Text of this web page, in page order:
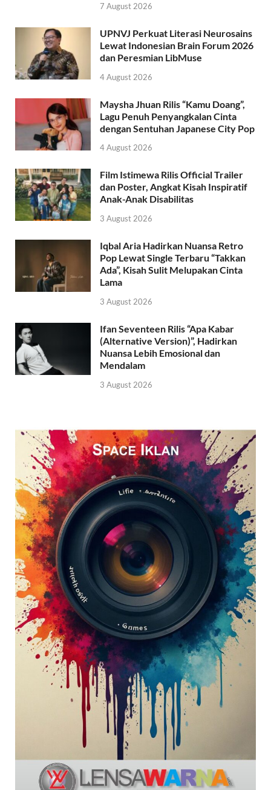
7 August 2026
UPNVJ Perkuat Literasi Neurosains
Lewat Indonesian Brain Forum 2026
dan Peresmian LibMuse
4 August 2026
Maysha Jhuan Rilis “Kamu Doang”,
Lagu Penuh Penyangkalan Cinta
dengan Sentuhan Japanese City Pop
4 August 2026
Film Istimewa Rilis Official Trailer
dan Poster, Angkat Kisah Inspiratif
Anak-Anak Disabilitas
3 August 2026
Iqbal Aria Hadirkan Nuansa Retro
Pop Lewat Single Terbaru “Takkan
Ada”, Kisah Sulit Melupakan Cinta
Lama
3 August 2026
Ifan Seventeen Rilis “Apa Kabar
(Alternative Version)”, Hadirkan
Nuansa Lebih Emosional dan
Mendalam
3 August 2026